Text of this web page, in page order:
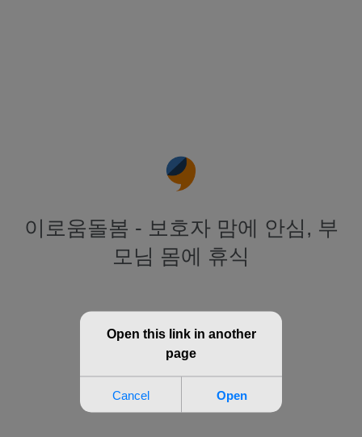
이로움돌봄 - 보호자 맘에 안심, 부
모님 몸에 휴식